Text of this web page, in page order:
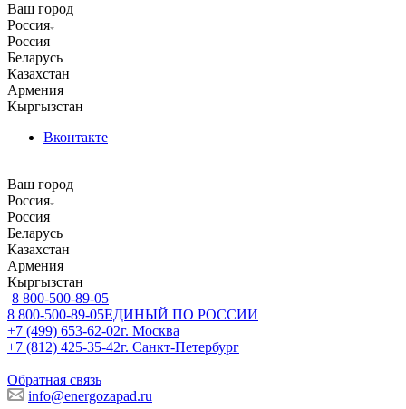
Ваш город
Россия
Россия
Беларусь
Казахстан
Армения
Кыргызстан
Вконтакте
Ваш город
Россия
Россия
Беларусь
Казахстан
Армения
Кыргызстан
8 800-500-89-05
8 800-500-89-05ЕДИНЫЙ ПО РОССИИ
+7 (499) 653-62-02г. Москва
+7 (812) 425-35-42г. Санкт-Петербург
Обратная связь
info@energozapad.ru